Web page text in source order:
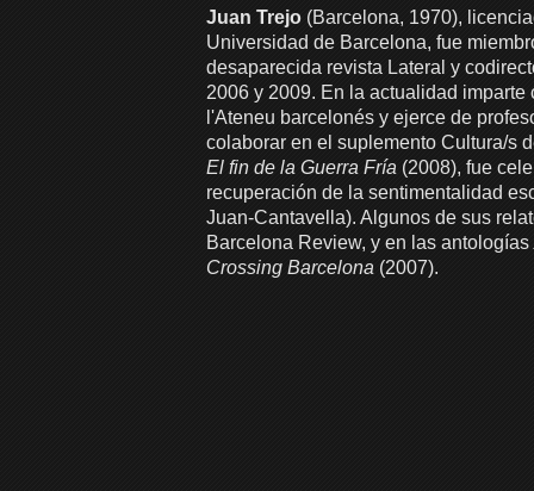
Juan Trejo (Barcelona, 1970),
Universidad de Barcelona, fue
desaparecida revista Lateral y
2006 y 2009. En la actualidad
l'Ateneu barcelonés y ejerce de
colaborar en el suplemento Cultura/s
El fin de la Guerra Fría (2008), fue
recuperación de la sentimentalidad
Juan-Cantavella). Algunos de sus
Barcelona Review, y en las antologías
Crossing Barcelona (2007).